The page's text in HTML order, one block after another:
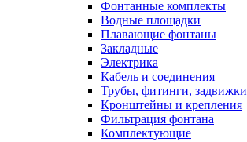
Фонтанные комплекты
Водные площадки
Плавающие фонтаны
Закладные
Электрика
Кабель и соединения
Трубы, фитинги, задвижки
Кронштейны и крепления
Фильтрация фонтана
Комплектующие